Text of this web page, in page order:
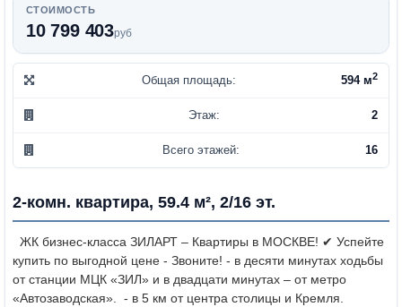
СТОИМОСТЬ
10 799 403руб
Общая площадь: 594 м2
Этаж: 2
Всего этажей: 16
2-комн. квартира, 59.4 м², 2/16 эт.
ЖК бизнес-класса ЗИЛАРТ – Квартиры в МОСКВЕ! ✔ Успейте
купить по выгодной цене - Звоните! - в десяти минутах ходьбы
от станции МЦК «ЗИЛ» и в двадцати минутах – от метро
«Автозаводская».
- в 5 км от центра столицы и Кремля.